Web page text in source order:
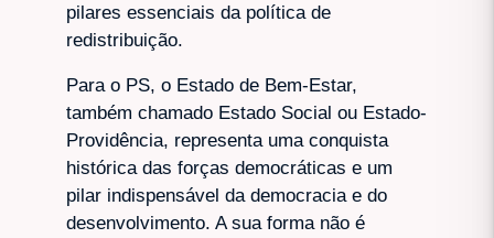
pilares essenciais da política de
redistribuição.
Para o PS, o Estado de Bem-Estar,
também chamado Estado Social ou Estado-
Providência, representa uma conquista
histórica das forças democráticas e um
pilar indispensável da democracia e do
desenvolvimento. A sua forma não é